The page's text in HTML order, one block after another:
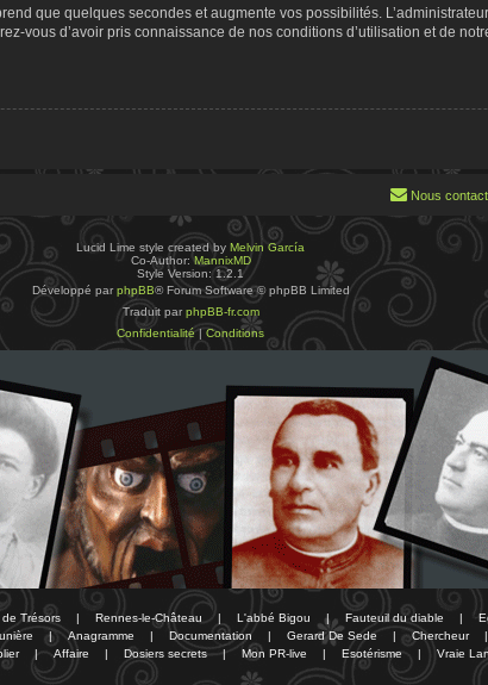
que quelques secondes et augmente vos possibilités.
vous d’avoir pris connaissance de nos conditions d’utilisation et de
Nous
Lucid Lime style created by Melvin García
Co-Author:MannixMD
Style Version: 1.2.1
Développé par phpBB® Forum Software © phpBB Limited
Traduit par phpBB-fr.com
Confidentialité|Conditions
Trésors | Rennes-le-Château | L'abbé Bigou | Fauteuil du diable |
| Anagramme | Documentation | Gerard De Sede | Chercheur |
| Affaire | Dosiers secrets | Mon PR-live | Esotérisme | Vraie